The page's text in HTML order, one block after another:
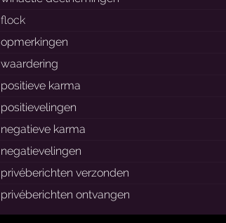
flock
opmerkingen
waardering
positieve karma
positievelingen
negatieve karma
negatievelingen
privéberichten verzonden
privéberichten ontvangen